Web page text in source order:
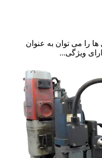
32 مقدمه دریل ها را می توان به عنوان
ویژگی...